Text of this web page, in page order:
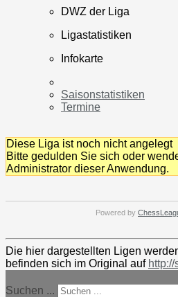
DWZ der Liga
Ligastatistiken
Infokarte
Saisonstatistiken
Termine
Diese Liga ist noch nicht angelegt
Bitte gedulden Sie sich oder
Administrator dieser Anwendung.
Powered by
Die hier dargestellten Ligen
befinden sich im Original auf
Suchen ...